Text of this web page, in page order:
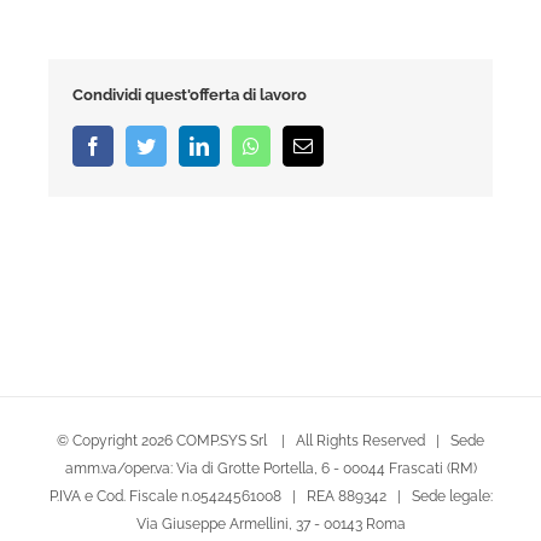
Condividi quest'offerta di lavoro
FacebookTwitterLinkedInWhatsappEmail
© Copyright 2026 COMP.SYS Srl | All Rights Reserved | Sede
amm.va/oper.va: Via di Grotte Portella, 6 - 00044 Frascati (RM)
P.IVA e Cod. Fiscale n.05424561008 | REA 889342 | Sede legale:
Via Giuseppe Armellini, 37 - 00143 Roma